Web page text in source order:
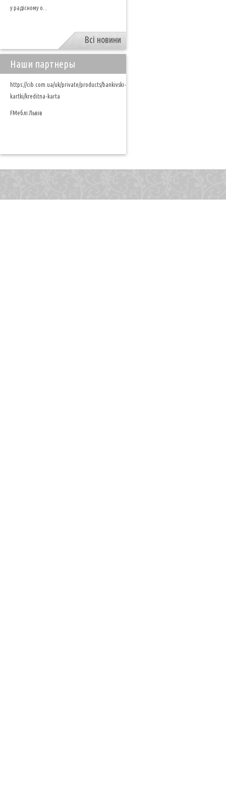
у радісному о...
Всі новини
Наши партнеры
https://cib.com.ua/uk/private/products/bankivski-
kartki/kreditna-karta
FМеблі Львів